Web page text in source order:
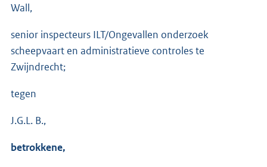
Wall,
senior inspecteurs ILT/Ongevallen onderzoek
scheepvaart en administratieve controles te
Zwijndrecht;
tegen
J.G.L. B.,
betrokkene,